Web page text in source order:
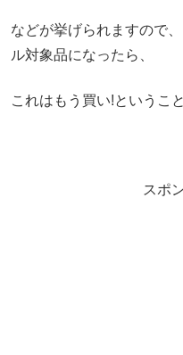
などが挙げられますので
ル対象品になったら、
これはもう買い!というこ
スポ